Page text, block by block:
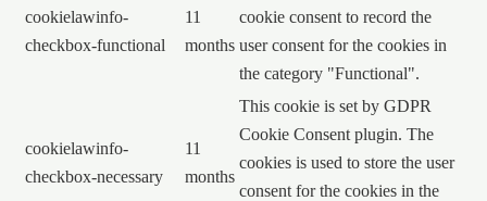
cookielawinfo-
checkbox-functional
11
months
cookie consent to record the
user consent for the cookies in
the category "Functional".
cookielawinfo-
checkbox-necessary
11
months
This cookie is set by GDPR
Cookie Consent plugin. The
cookies is used to store the user
consent for the cookies in the